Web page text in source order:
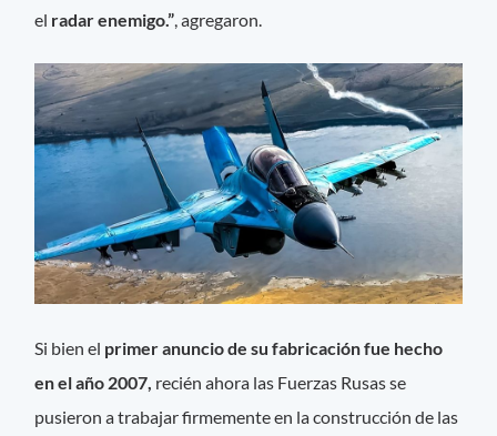
el radar enemigo.”, agregaron.
Si bien el primer anuncio de su fabricación fue hecho
en el año 2007, recién ahora las Fuerzas Rusas se
pusieron a trabajar firmemente en la construcción de las